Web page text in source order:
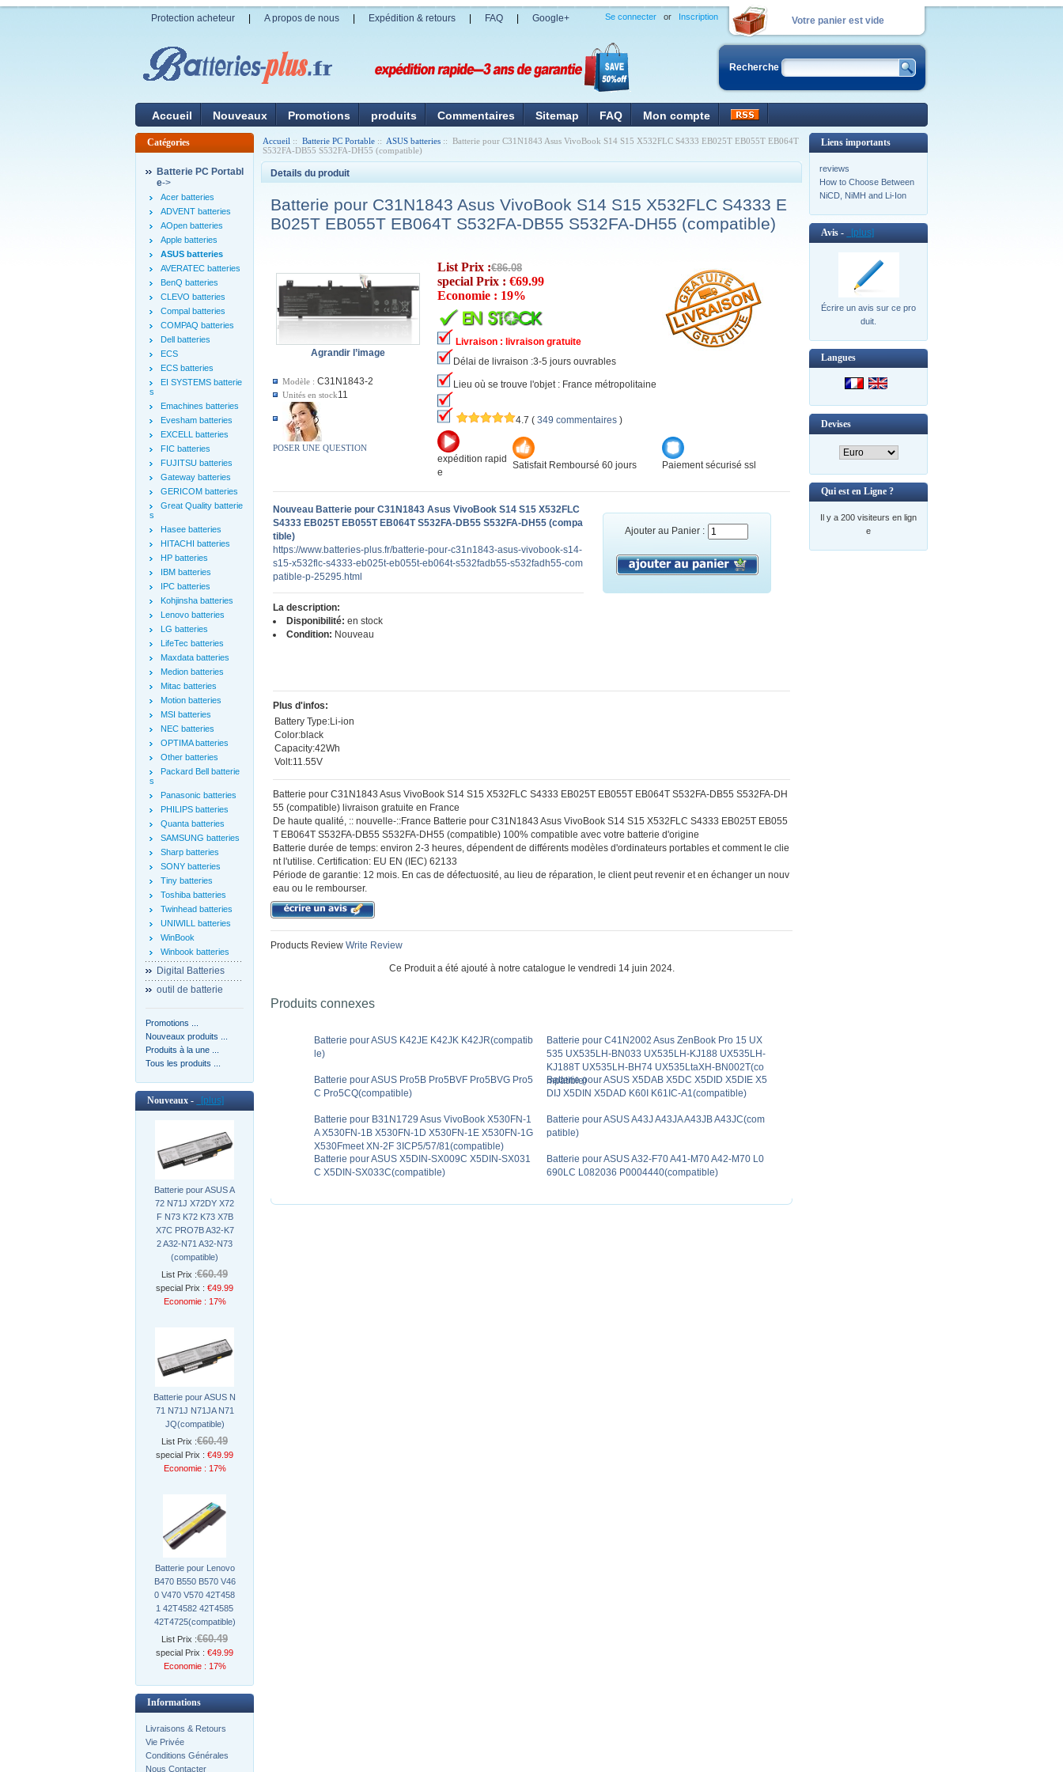
Protection acheteur A propos de nous Expédition & retours FAQ Google+ Votre panier est vide
Se connecter or Inscription
Recherche
Accueil Nouveaux Promotions produits Commentaires Sitemap FAQ Mon compte
Catégories
Batterie PC Portabl
e->
Acer batteries
ADVENT batteries
AOpen batteries
Apple batteries
ASUS batteries
AVERATEC batteries
BenQ batteries
CLEVO batteries
Compal batteries
COMPAQ batteries
Dell batteries
ECS
ECS batteries
EI SYSTEMS batterie
s
Emachines batteries
Evesham batteries
EXCELL batteries
FIC batteries
FUJITSU batteries
Gateway batteries
GERICOM batteries
Great Quality batterie
s
Hasee batteries
HITACHI batteries
HP batteries
IBM batteries
IPC batteries
Kohjinsha batteries
Lenovo batteries
LG batteries
LifeTec batteries
Maxdata batteries
Medion batteries
Mitac batteries
Motion batteries
MSI batteries
NEC batteries
OPTIMA batteries
Other batteries
Packard Bell batterie
s
Panasonic batteries
PHILIPS batteries
Quanta batteries
SAMSUNG batteries
Sharp batteries
SONY batteries
Tiny batteries
Toshiba batteries
Twinhead batteries
UNIWILL batteries
WinBook
Winbook batteries
Digital Batteries
outil de batterie
Promotions ...
Nouveaux produits ...
Produits à la une ...
Tous les produits ...
Nouveaux - [plus]
Batterie pour ASUS A
72 N71J X72DY X72
F N73 K72 K73 X7B
X7C PRO7B A32-K7
2 A32-N71 A32-N73
(compatible)
List Prix :€60.49
special Prix : €49.99
Economie : 17%
Batterie pour ASUS N
71 N71J N71JA N71
JQ(compatible)
List Prix :€60.49
special Prix : €49.99
Economie : 17%
Batterie pour Lenovo
B470 B550 B570 V46
0 V470 V570 42T458
1 42T4582 42T4585
42T4725(compatible)
List Prix :€60.49
special Prix : €49.99
Economie : 17%
Informations
Livraisons & Retours
Vie Privée
Conditions Générales
Nous Contacter
Accueil :: Batterie PC Portable :: ASUS batteries :: Batterie pour C31N1843 Asus VivoBook S14 S15 X532FLC S4333 EB025T EB055T EB064T
S532FA-DB55 S532FA-DH55 (compatible)
Details du produit
Batterie pour C31N1843 Asus VivoBook S14 S15 X532FLC S4333 E
B025T EB055T EB064T S532FA-DB55 S532FA-DH55 (compatible)
Agrandir l’image
Modèle : C31N1843-2
Unités en stock11
POSER UNE QUESTION
List Prix :€86.08
special Prix : €69.99
Economie : 19%
Livraison : livraison gratuite
Délai de livraison :3-5 jours ouvrables
Lieu où se trouve l'objet : France métropolitaine
4.7 ( 349 commentaires )
expédition rapid
e
Satisfait Remboursé 60 jours Paiement sécurisé ssl
Ajouter au Panier :
Nouveau Batterie pour C31N1843 Asus VivoBook S14 S15 X532FLC
S4333 EB025T EB055T EB064T S532FA-DB55 S532FA-DH55 (compa
tible)
https://www.batteries-plus.fr/batterie-pour-c31n1843-asus-vivobook-s14-
s15-x532flc-s4333-eb025t-eb055t-eb064t-s532fadb55-s532fadh55-com
patible-p-25295.html
La description:
Disponibilité: en stock
Condition: Nouveau
Plus d'infos:
Battery Type:Li-ion
Color:black
Capacity:42Wh
Volt:11.55V
Batterie pour C31N1843 Asus VivoBook S14 S15 X532FLC S4333 EB025T EB055T EB064T S532FA-DB55 S532FA-DH
55 (compatible) livraison gratuite en France
De haute qualité, :: nouvelle-::France Batterie pour C31N1843 Asus VivoBook S14 S15 X532FLC S4333 EB025T EB055
T EB064T S532FA-DB55 S532FA-DH55 (compatible) 100% compatible avec votre batterie d'origine
Batterie durée de temps: environ 2-3 heures, dépendent de différents modèles d'ordinateurs portables et comment le clie
nt l'utilise. Certification: EU EN (IEC) 62133
Période de garantie: 12 mois. En cas de défectuosité, au lieu de réparation, le client peut revenir et en échanger un nouv
eau ou le rembourser.
Products Review Write Review
Ce Produit a été ajouté à notre catalogue le vendredi 14 juin 2024.
Produits connexes
Batterie pour ASUS K42JE K42JK K42JR(compatib
le)
Batterie pour C41N2002 Asus ZenBook Pro 15 UX
535 UX535LH-BN033 UX535LH-KJ188 UX535LH-
KJ188T UX535LH-BH74 UX535LtaXH-BN002T(co
mpatible)
Batterie pour ASUS Pro5B Pro5BVF Pro5BVG Pro5
C Pro5CQ(compatible)
Batterie pour ASUS X5DAB X5DC X5DID X5DIE X5
DIJ X5DIN X5DAD K60I K61IC-A1(compatible)
Batterie pour B31N1729 Asus VivoBook X530FN-1
A X530FN-1B X530FN-1D X530FN-1E X530FN-1G
X530Fmeet XN-2F 3ICP5/57/81(compatible)
Batterie pour ASUS A43J A43JA A43JB A43JC(com
patible)
Batterie pour ASUS X5DIN-SX009C X5DIN-SX031
C X5DIN-SX033C(compatible)
Batterie pour ASUS A32-F70 A41-M70 A42-M70 L0
690LC L082036 P0004440(compatible)
Liens importants
reviews
How to Choose Between
NiCD, NiMH and Li-Ion
Avis - [plus]
Écrire un avis sur ce pro
duit.
Langues
Devises
Qui est en Ligne ?
Il y a 200 visiteurs en lign
e